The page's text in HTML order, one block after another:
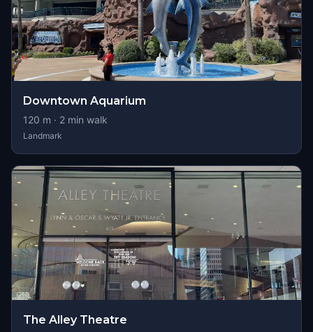
Downtown Aquarium
120 m · 2 min walk
Landmark
The Alley Theatre